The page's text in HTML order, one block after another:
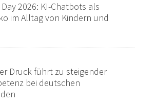
2026: KI-Chatbots als
im Alltag von Kindern und
Druck führt zu steigender
bei deutschen